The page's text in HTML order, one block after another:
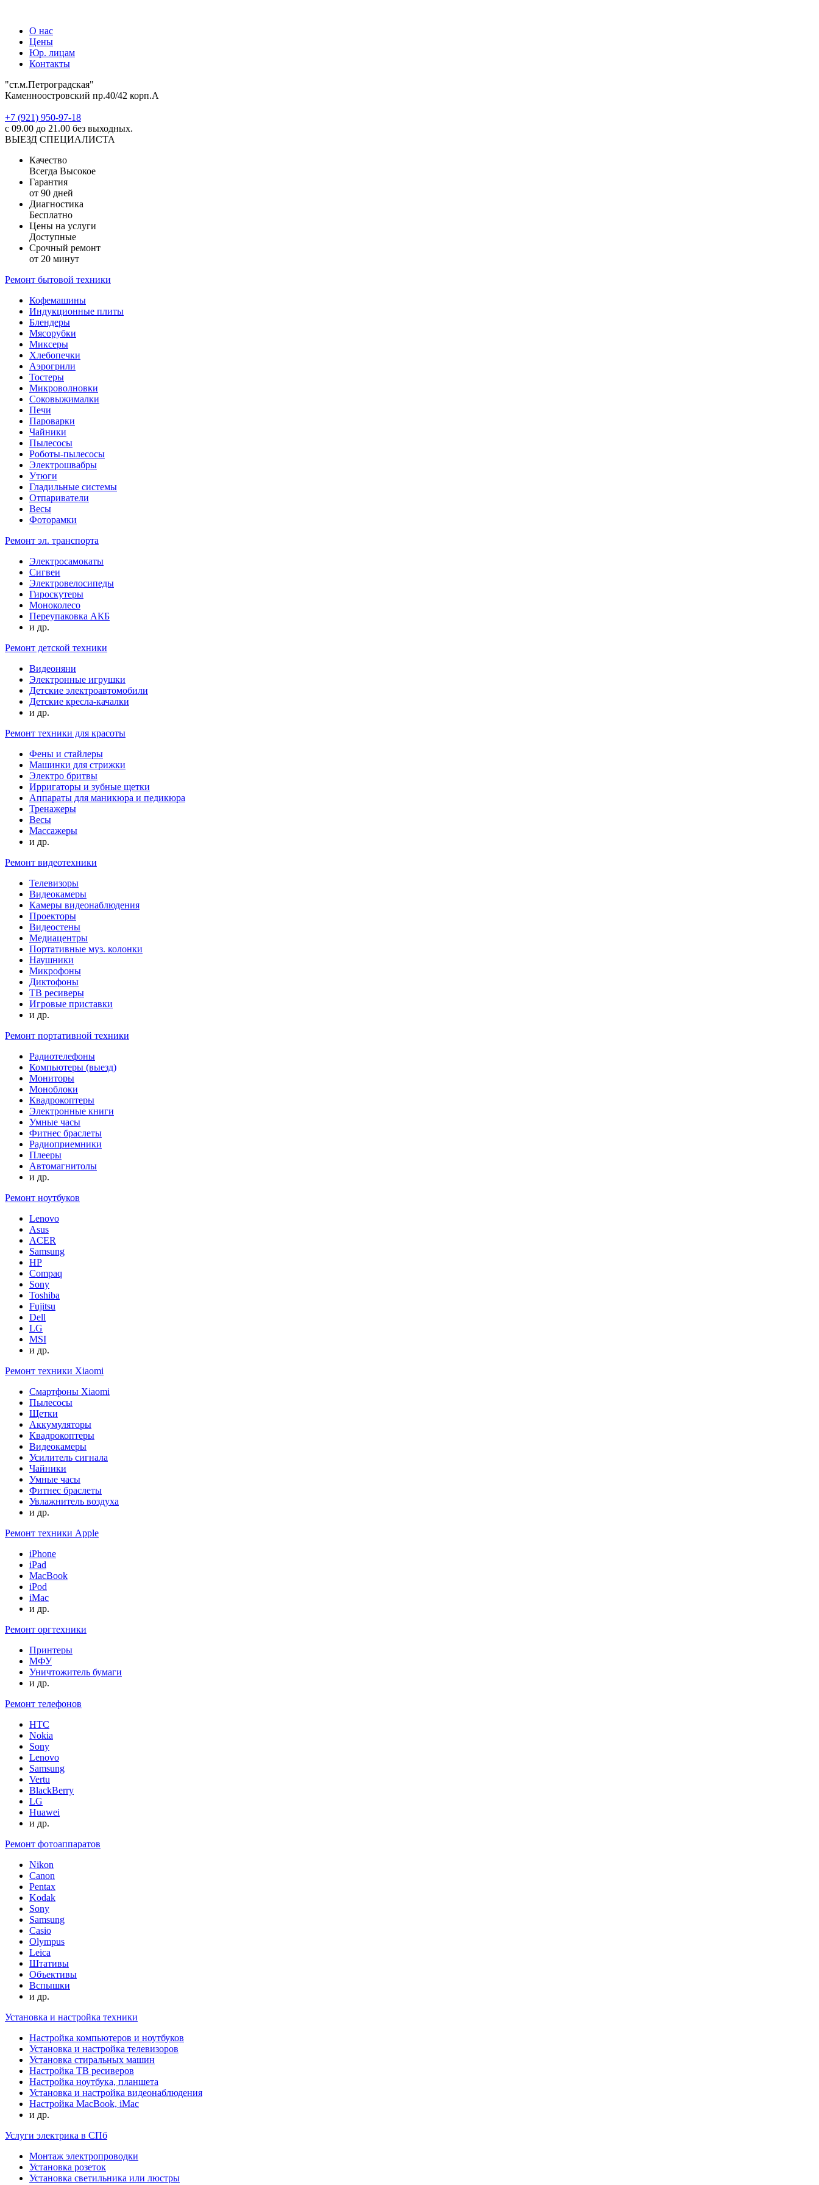
О нас
Цены
Юр. лицам
Контакты
"ст.м.Петроградская"
Каменноостровский пр.40/42 корп.А
‎+7 (921) 950-97-18
с 09.00 до 21.00 без выходных.
ВЫЕЗД СПЕЦИАЛИСТА
Качество
Всегда Высокое
Гарантия
от 90 дней
Диагностика
Бесплатно
Цены на услуги
Доступные
Срочный ремонт
от 20 минут
Ремонт бытовой техники
Кофемашины
Индукционные плиты
Блендеры
Мясорубки
Миксеры
Хлебопечки
Аэрогрили
Тостеры
Микроволновки
Соковыжималки
Печи
Пароварки
Чайники
Пылесосы
Роботы-пылесосы
Электрошвабры
Утюги
Гладильные системы
Отпариватели
Весы
Фоторамки
Ремонт эл. транспорта
Электросамокаты
Сигвеи
Электровелосипеды
Гироскутеры
Моноколесо
Переупаковка АКБ
и др.
Ремонт детской техники
Видеоняни
Электронные игрушки
Детские электроавтомобили
Детские кресла-качалки
и др.
Ремонт техники для красоты
Фены и стайлеры
Машинки для стрижки
Электро бритвы
Ирригаторы и зубные щетки
Аппараты для маникюра и педикюра
Тренажеры
Весы
Массажеры
и др.
Ремонт видеотехники
Телевизоры
Видеокамеры
Камеры видеонаблюдения
Проекторы
Видеостены
Медиацентры
Портативные муз. колонки
Наушники
Микрофоны
Диктофоны
ТВ ресиверы
Игровые приставки
и др.
Ремонт портативной техники
Радиотелефоны
Компьютеры (выезд)
Мониторы
Моноблоки
Квадрокоптеры
Электронные книги
Умные часы
Фитнес браслеты
Радиоприемники
Плееры
Автомагнитолы
и др.
Ремонт ноутбуков
Lenovo
Asus
ACER
Samsung
HP
Compaq
Sony
Toshiba
Fujitsu
Dell
LG
MSI
и др.
Ремонт техники Xiaomi
Смартфоны Xiaomi
Пылесосы
Щетки
Аккумуляторы
Квадрокоптеры
Видеокамеры
Усилитель сигнала
Чайники
Умные часы
Фитнес браслеты
Увлажнитель воздуха
и др.
Ремонт техники Apple
iPhone
iPad
MacBook
iPod
iMac
и др.
Ремонт оргтехники
Принтеры
МФУ
Уничтожитель бумаги
и др.
Ремонт телефонов
HTC
Nokia
Sony
Lenovo
Samsung
Vertu
BlackBerry
LG
Huawei
и др.
Ремонт фотоаппаратов
Nikon
Canon
Pentax
Kodak
Sony
Samsung
Casio
Olympus
Leica
Штативы
Объективы
Вспышки
и др.
Установка и настройка техники
Настройка компьютеров и ноутбуков
Установка и настройка телевизоров
Установка стиральных машин
Настройка ТВ ресиверов
Настройка ноутбука, планшета
Установка и настройка видеонаблюдения
Настройка MacBook, iMac
и др.
Услуги электрика в СПб
Монтаж электропроводки
Установка розеток
Установка светильника или люстры